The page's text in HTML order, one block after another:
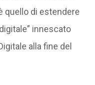
quello di estendere
innescato
alla fine del